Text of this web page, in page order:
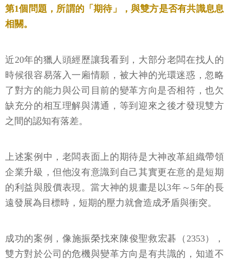
第1個問題，所謂的「期待」，與雙方是否有共識息息
相關。
近20年的獵人頭經歷讓我看到，大部分老闆在找人的
時候很容易落入一廂情願，被大神的光環迷惑，忽略
了對方的能力與公司目前的變革方向是否相符，也欠
缺充分的相互理解與溝通，等到迎來之後才發現雙方
之間的認知有落差。
上述案例中，老闆表面上的期待是大神改革組織帶領
企業升級，但他沒有意識到自己其實更在意的是短期
的利益與股價表現。當大神的規畫是以3年～5年的長
遠發展為目標時，短期的壓力就會造成矛盾與衝突。
成功的案例，像施振榮找來陳俊聖救宏碁（2353），
雙方對於公司的危機與變革方向是有共識的，知道不